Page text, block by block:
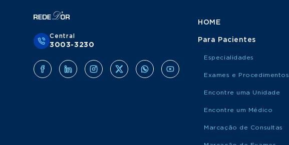
Central
3003-3230
HOME
Para Pacientes
Especialidades
Exames e Procedimentos
Encontre uma Unidade
Encontre um Médico
Marcação de Consultas